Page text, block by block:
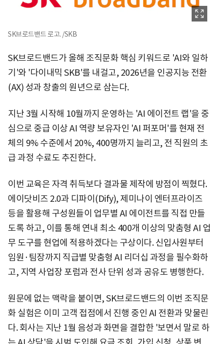
SK브로드밴드 로고. /SKB
SK브로드밴드가 올해 조직문화 핵심 키워드로 'AI와 일하
기'와 '다이내믹 SKB'를 내걸고, 2026년을 인공지능 전환
(AX) 성과 창출의 원년으로 삼는다.
지난 3월 시작해 10월까지 운영하는 'AI 에이전트 랩'을 중
심으로 중급 이상 AI 역량 보유자인 'AI 퍼포머'를 현재 전
체의 9% 수준에서 20%, 400명까지 늘리고, 전 직원의 초
급 과정 수료도 추진한다.
이번 교육은 자격 취득보다 결과물 제작에 방점이 찍혔다.
에이닷비즈 2.0과 디파이(Dify), 제미나이 엔터프라이즈
등을 활용해 구성원들이 업무별 AI 에이전트를 직접 만들
도록 하고, 이를 통해 연내 최소 400개 이상의 맞춤형 AI 업
무 도구를 현업에 적용하겠다는 구상이다. 신입사원부터
임원·팀장까지 직급별 맞춤형 AI 리더십 과정을 필수화하
고, 지역 사업장 포럼과 전사 단위 성과 공유도 병행한다.
원문에 없는 맥락을 붙이면, SK브로드밴드의 이번 조직문
화 실험은 이미 고객 접점에서 진행 중인 AI 전환과 맞물린
다. 회사는 지난 1월 음성과 화면을 결합한 '보면서 말로 하